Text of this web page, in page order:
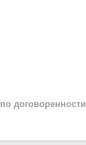
по договоренности